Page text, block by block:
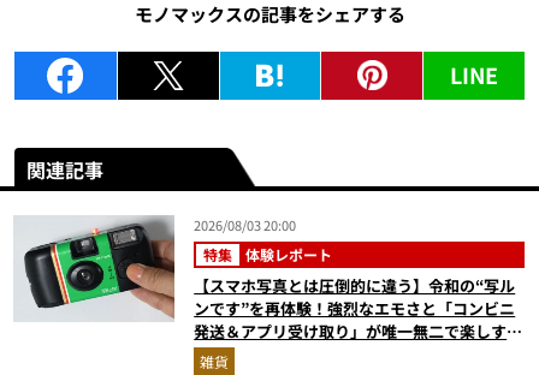
モノマックスの記事をシェアする
LINE
関連記事
2026/08/03 20:00
特集 体験レポート
【スマホ写真とは圧倒的に違う】令和の“写ル
ンです”を再体験！強烈なエモさと「コンビニ
発送＆アプリ受け取り」が唯一無二で楽しすぎ
た雑貨